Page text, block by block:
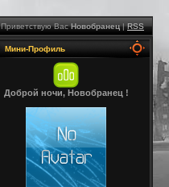
Приветствую Вас Новобранец|RSS
Мини-Профиль
Доброй ночи, Новобранец !